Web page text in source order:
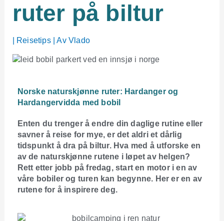
ruter på biltur
Reisetips| Av Vlado
Norske naturskjønne ruter: Hardanger og
Hardangervidda med bobil
Enten du trenger å endre din daglige rutine eller
savner å reise for mye, er det aldri et dårlig
tidspunkt å dra på biltur. Hva med å utforske en
av de naturskjønne rutene i løpet av helgen?
Rett etter jobb på fredag, start en motor i en av
våre bobiler og turen kan begynne. Her er en av
rutene for å inspirere deg.